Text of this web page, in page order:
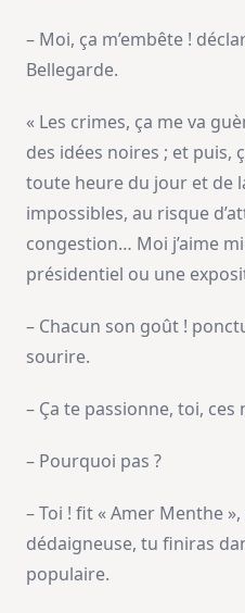
– Moi, ça m’embête !
Bellegarde.
« Les crimes, ça me va
des idées noires ; et puis,
toute heure du jour et de
impossibles, au risque
congestion… Moi j’aime
présidentiel ou une
– Chacun son goût !
sourire.
– Ça te passionne, toi, ces
– Pourquoi pas ?
– Toi ! fit « Amer Menthe
dédaigneuse, tu finiras
populaire.